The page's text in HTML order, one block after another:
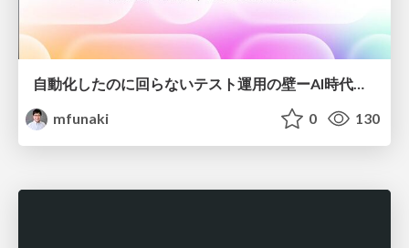
自動化したのに回らないテスト運用の壁ーAI時代の品質責任と生産性
mfunaki
0 130